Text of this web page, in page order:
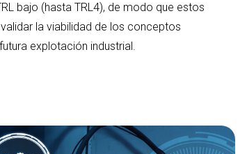
bajo (hasta TRL4), de modo que estos
la viabilidad de los conceptos
explotación industrial.